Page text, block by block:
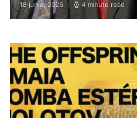
Posted on
18 junio, 2026 4 minute read